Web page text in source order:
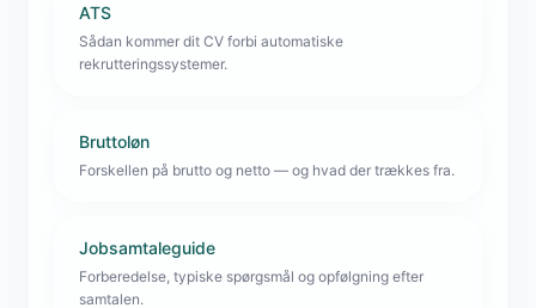
ATS
Sådan kommer dit CV forbi automatiske
rekrutteringssystemer.
Bruttoløn
Forskellen på brutto og netto — og hvad der trækkes fra.
Jobsamtaleguide
Forberedelse, typiske spørgsmål og opfølgning efter
samtalen.